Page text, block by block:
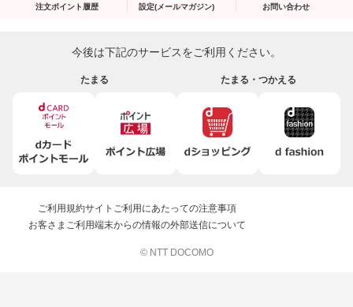
注文ポイント履歴 設定(メールマガジン) お問い合わせ
今後は下記のサービスをご利用ください。
たまる たまる・つかえる
ご利用規約サイトご利用にあたっての注意事項
お客さまご利用端末からの情報の外部送信について
© NTT DOCOMO